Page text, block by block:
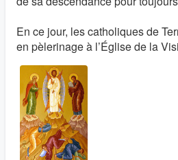
En ce jour, les catholiques de
en pèlerinage à l’Église de la